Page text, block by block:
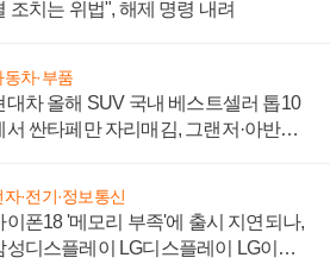
조치는 위법", 해제 명령 내려
동차·부품
대차 올해 SUV 국내 베스트셀러 톱10
서 싼타페만 자리매김, 그랜저·아반떼
자·전기·정보통신
이폰18 '메모리 부족'에 출시 지연되나,
성디스플레이 LG디스플레이 LG이노